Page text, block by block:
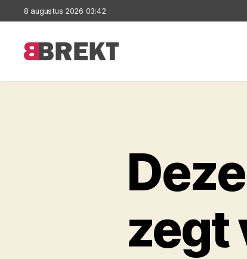
8 augustus 2026 03:42
zegt